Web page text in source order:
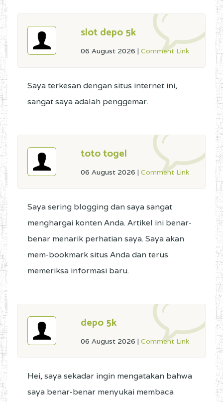
slot depo 5k
06 August 2026 | Comment Link
Saya terkesan dengan situs internet ini,
sangat saya adalah penggemar.
toto togel
06 August 2026 | Comment Link
Saya sering blogging dan saya sangat
menghargai konten Anda. Artikel ini benar-
benar menarik perhatian saya. Saya akan
mem-bookmark situs Anda dan terus
memeriksa informasi baru.
depo 5k
06 August 2026 | Comment Link
Hei, saya sekadar ingin mengatakan bahwa
saya benar-benar menyukai membaca